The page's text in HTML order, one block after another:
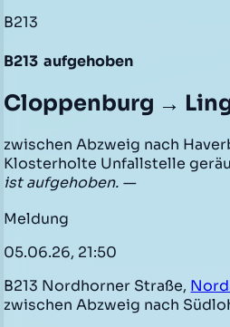
B213
B213 aufgehoben
Cloppenburg →
zwischen Abzweig nach
Klosterholte Unfallstelle
ist aufgehoben. —
Meldung
05.06.26, 21:50
B213 Nordhorner Straße,
zwischen Abzweig nach